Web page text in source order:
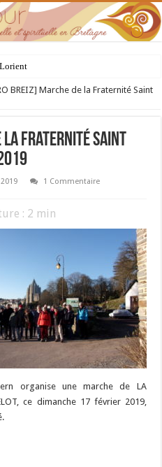
de la Bretagne chrétienne
BREIZ] Marche de la Fraternité Saint
la Fraternité Saint
1 Commentaire
: 2 min
organise une marche de LA
ce dimanche 17 février 2019,